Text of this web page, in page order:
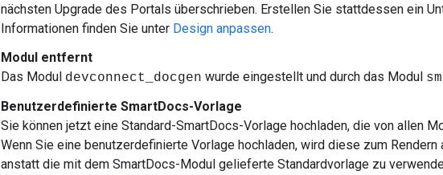
nächsten Upgrade des Portals überschrieben. Erstellen Sie stattdessen ein
Informationen finden Sie unter Design anpassen.
Modul entfernt
Das Modul devconnect_docgen wurde eingestellt und durch das Modul
Benutzerdefinierte SmartDocs-Vorlage
Sie können jetzt eine Standard-SmartDocs-Vorlage hochladen, die von allen
Wenn Sie eine benutzerdefinierte Vorlage hochladen, wird diese zum
anstatt die mit dem SmartDocs-Modul gelieferte Standardvorlage zu